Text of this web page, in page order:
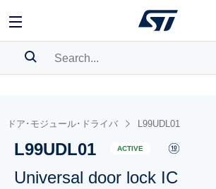
BOOKMARK
Pleaselog into show your saved searches.
ドア･モジュール･ドライバ L99UDL01
L99UDL01 ACTIVE
Universal door lock IC